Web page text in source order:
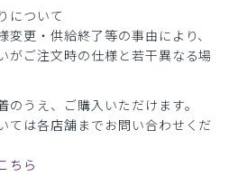
が、しゃがんだらした時はちょっ
だ、試着のみで仕事場には来て行
クラブパンツ・FREE/グレー/S
について
更・供給終了等の事由により、
がご注文時の仕様と若干異なる場
うえ、ご購入いただけます。
ては各店舗までお問い合わせくだ
ちら